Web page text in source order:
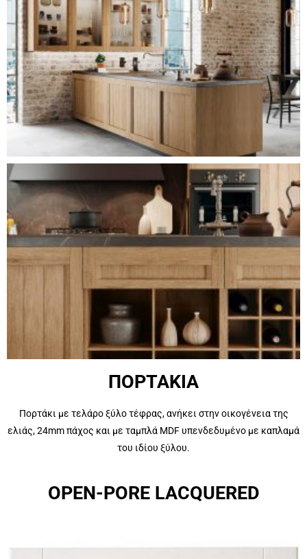
ΠΟΡΤΑΚΙΑ
Πορτάκι με τελάρο ξύλο τέφρας, ανήκει στην οικογένεια της
ελιάς, 24mm πάχος και με ταμπλά MDF υπενδεδυμένο με καπλαμά
του ιδίου ξύλου.
OPEN-PORE LACQUERED